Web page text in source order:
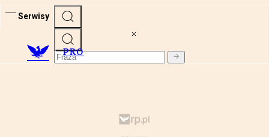
Serwisy
PRO